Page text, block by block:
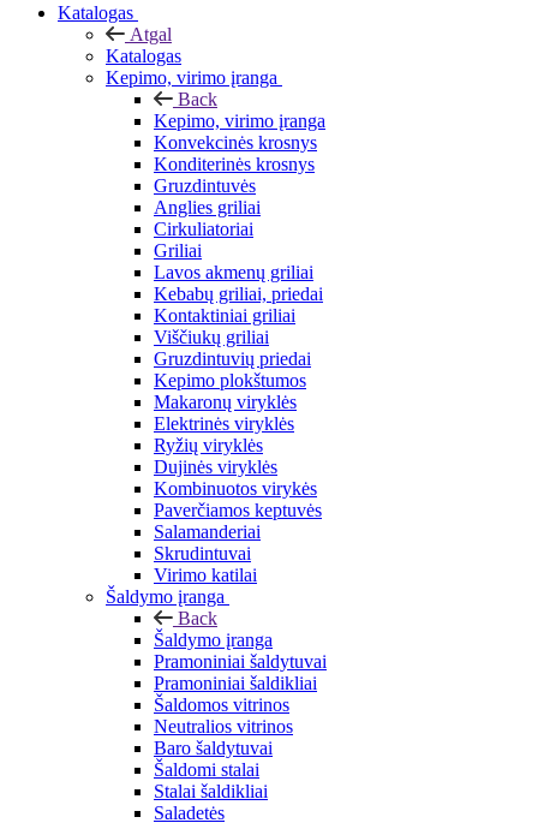
Katalogas
Atgal
Katalogas
Kepimo, virimo įranga
Back
Kepimo, virimo įranga
Konvekcinės krosnys
Konditerinės krosnys
Gruzdintuvės
Anglies griliai
Cirkuliatoriai
Griliai
Lavos akmenų griliai
Kebabų griliai, priedai
Kontaktiniai griliai
Viščiukų griliai
Gruzdintuvių priedai
Kepimo plokštumos
Makaronų viryklės
Elektrinės viryklės
Ryžių viryklės
Dujinės viryklės
Kombinuotos virykės
Paverčiamos keptuvės
Salamanderiai
Skrudintuvai
Virimo katilai
Šaldymo įranga
Back
Šaldymo įranga
Pramoniniai šaldytuvai
Pramoniniai šaldikliai
Šaldomos vitrinos
Neutralios vitrinos
Baro šaldytuvai
Šaldomi stalai
Stalai šaldikliai
Saladetės